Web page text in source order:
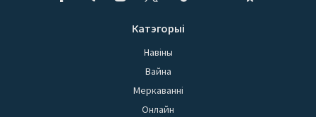
Катэгорыі
Навіны
Вайна
Меркаванні
Онлайн